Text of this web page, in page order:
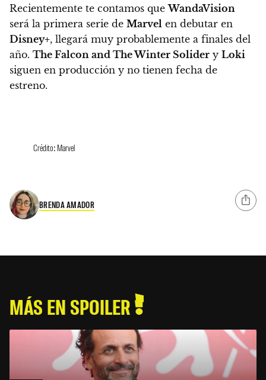
Recientemente te contamos queWandaVision
será la primera serie de Marvel en debutar en
Disney+, llegará muy probablemente a finales del
año. The Falcon and The Winter Solider y Loki
siguen en producción y no tienen fecha de
estreno.
Crédito: Marvel
BRENDA AMADOR
MÁS EN SPOILER